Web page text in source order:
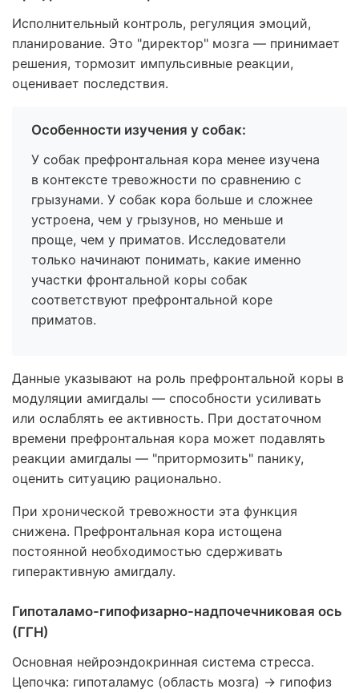
Исполнительный контроль, регуляция эмоций,
планирование. Это "директор" мозга — принимает
решения, тормозит импульсивные реакции,
оценивает последствия.
Особенности изучения у собак:
У собак префронтальная кора менее изучена
в контексте тревожности по сравнению с
грызунами. У собак кора больше и сложнее
устроена, чем у грызунов, но меньше и
проще, чем у приматов. Исследователи
только начинают понимать, какие именно
участки фронтальной коры собак
соответствуют префронтальной коре
приматов.
Данные указывают на роль префронтальной коры в
модуляции амигдалы — способности усиливать
или ослаблять ее активность. При достаточном
времени префронтальная кора может подавлять
реакции амигдалы — "притормозить" панику,
оценить ситуацию рационально.
При хронической тревожности эта функция
снижена. Префронтальная кора истощена
постоянной необходимостью сдерживать
гиперактивную амигдалу.
Гипоталамо-гипофизарно-надпочечниковая ось
(ГГН)
Основная нейроэндокринная система стресса.
Цепочка: гипоталамус (область мозга) → гипофиз